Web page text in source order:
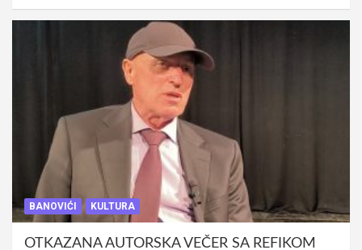
BANOVIĆI KULTURA
OTKAZANA AUTORSKA VEČER SA REFIKOM